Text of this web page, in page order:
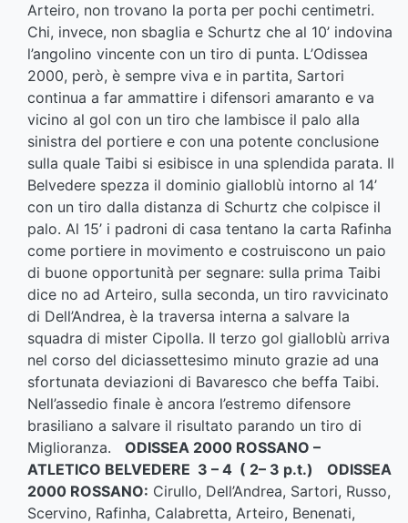
Arteiro, non trovano la porta per pochi centimetri.
Chi, invece, non sbaglia e Schurtz che al 10’ indovina
l’angolino vincente con un tiro di punta. L’Odissea
2000, però, è sempre viva e in partita, Sartori
continua a far ammattire i difensori amaranto e va
vicino al gol con un tiro che lambisce il palo alla
sinistra del portiere e con una potente conclusione
sulla quale Taibi si esibisce in una splendida parata. Il
Belvedere spezza il dominio gialloblù intorno al 14’
con un tiro dalla distanza di Schurtz che colpisce il
palo. Al 15’ i padroni di casa tentano la carta Rafinha
come portiere in movimento e costruiscono un paio
di buone opportunità per segnare: sulla prima Taibi
dice no ad Arteiro, sulla seconda, un tiro ravvicinato
di Dell’Andrea, è la traversa interna a salvare la
squadra di mister Cipolla. Il terzo gol gialloblù arriva
nel corso del diciassettesimo minuto grazie ad una
sfortunata deviazioni di Bavaresco che beffa Taibi.
Nell’assedio finale è ancora l’estremo difensore
brasiliano a salvare il risultato parando un tiro di
Miglioranza. ODISSEA 2000 ROSSANO –
ATLETICO BELVEDERE 3 – 4 ( 2– 3 p.t.)
ODISSEA
2000 ROSSANO: Cirullo, Dell’Andrea, Sartori, Russo,
Scervino, Rafinha, Calabretta, Arteiro, Benenati,